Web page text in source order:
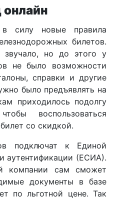
онлайн
силу новые правила
билетов.
но до этого у
не было возможности
справки и другие
было предъявлять на
приходилось подолгу
воспользоваться
со скидкой.
подключат к Единой
аутентификации (ЕСИА).
компании сам сможет
документы в базе
по льготной цене. Так